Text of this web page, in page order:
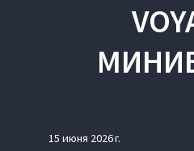
15 июня 2026 г.